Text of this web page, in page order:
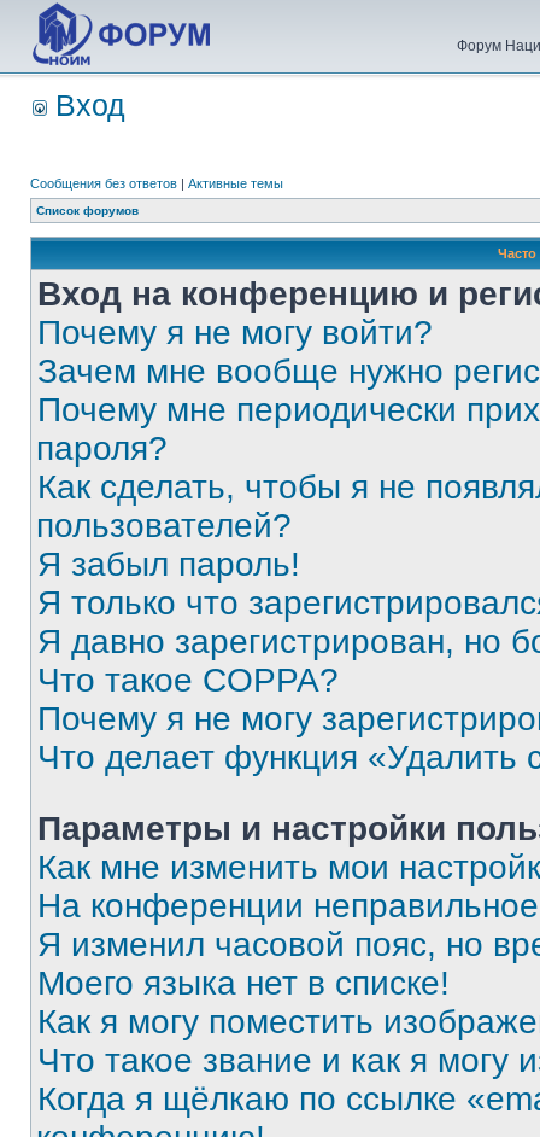
Форум
Вход
Сообщения без ответов | Активные темы
Список форумов
Вход на конференцию и
Почему я не могу войти?
Зачем мне вообще нужно
Почему мне периодически
пароля?
Как сделать, чтобы я не
пользователей?
Я забыл пароль!
Я только что
Я давно зарегистрирован, но
Что такое COPPA?
Почему я не могу
Что делает функция «Удалить
Параметры и настройки
Как мне изменить мои
На конференции
Я изменил часовой пояс, но
Моего языка нет в списке!
Как я могу поместить
Что такое звание и как я могу
Когда я щёлкаю по ссылке